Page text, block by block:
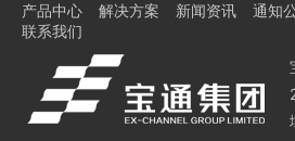
产品中心 解决方案 新闻资讯 通知
联系我们